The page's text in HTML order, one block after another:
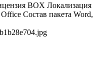
BOX Локализация
Состав пакета Word,